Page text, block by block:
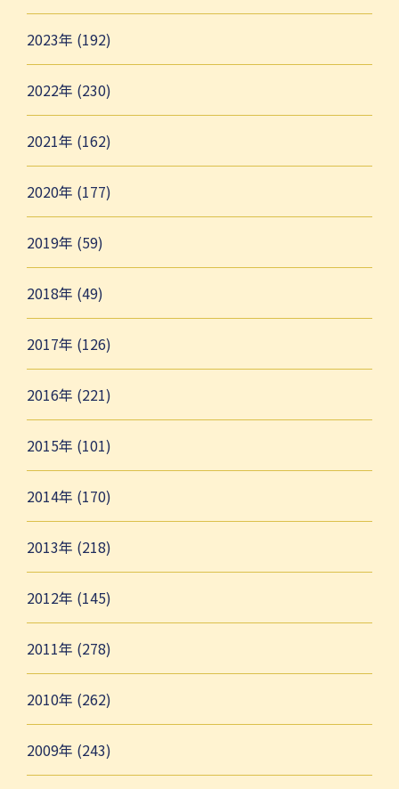
2023年 (192)
2022年 (230)
2021年 (162)
2020年 (177)
2019年 (59)
2018年 (49)
2017年 (126)
2016年 (221)
2015年 (101)
2014年 (170)
2013年 (218)
2012年 (145)
2011年 (278)
2010年 (262)
2009年 (243)